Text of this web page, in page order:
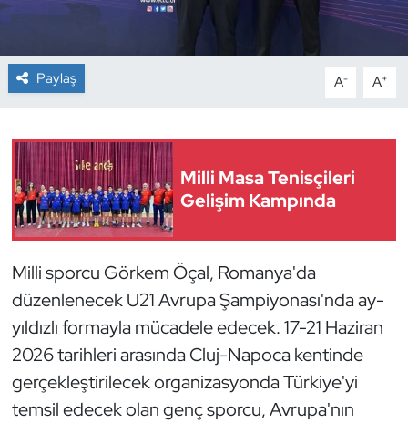
Paylaş A- A+
Milli Masa Tenisçileri
Gelişim Kampında
Milli sporcu Görkem Öçal, Romanya'da
düzenlenecek U21 Avrupa Şampiyonası'nda ay-
yıldızlı formayla mücadele edecek. 17-21 Haziran
2026 tarihleri arasında Cluj-Napoca kentinde
gerçekleştirilecek organizasyonda Türkiye'yi
temsil edecek olan genç sporcu, Avrupa'nın
Curling
Dağcılık
Dövüş Sanatı
E-Spor
Futbol
Futsal
Genel